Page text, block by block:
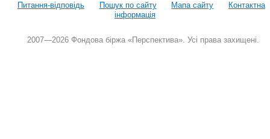
Питання-відповідь Пошук по сайту Мапа сайту
Контактна
інформація
2007—2026 Фондова біржа «Перспектива». Усі права захищені.